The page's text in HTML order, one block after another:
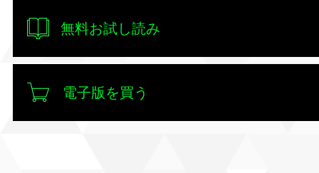
無料お試し読み
電子版を買う